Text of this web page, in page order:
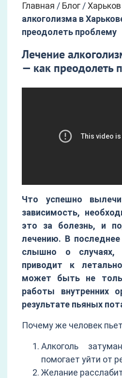
Главная / Блог /Харьков
алкоголизма в
преодолеть проблему
Лечение
— как преодолеть
Что успешно
зависимость,
это за болезнь, и
лечению. В
слышно о случаях,
приводит к
может быть не
работы внутренних
результате пьяных
Почему же человек
Алкоголь
помогает уйти от
Желание